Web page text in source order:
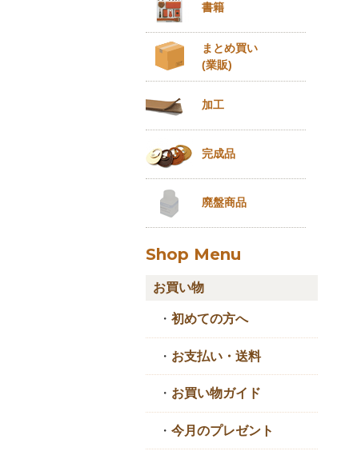
書籍
まとめ買い
(業販)
加工
完成品
廃盤商品
Shop Menu
お買い物
・ 初めての方へ
・ お支払い・送料
・ お買い物ガイド
・ 今月のプレゼント